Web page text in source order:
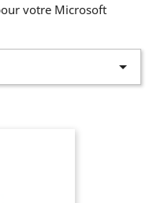
votre Microsoft
